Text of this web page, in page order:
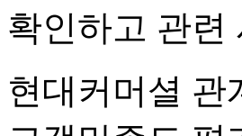
확인하고 관련
현대커머셜 관